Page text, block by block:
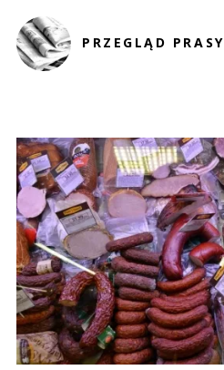
PRZEGLĄD PRASY